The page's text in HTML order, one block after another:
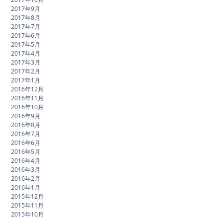
2017年9月
2017年8月
2017年7月
2017年6月
2017年5月
2017年4月
2017年3月
2017年2月
2017年1月
2016年12月
2016年11月
2016年10月
2016年9月
2016年8月
2016年7月
2016年6月
2016年5月
2016年4月
2016年3月
2016年2月
2016年1月
2015年12月
2015年11月
2015年10月